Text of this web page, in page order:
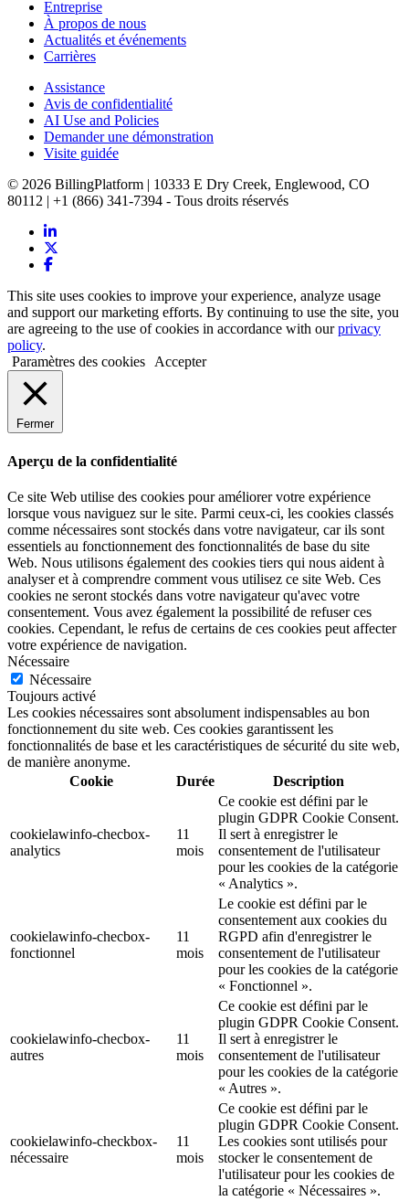
Entreprise
À propos de nous
Actualités et événements
Carrières
Assistance
Avis de confidentialité
AI Use and Policies
Demander une démonstration
Visite guidée
© 2026 BillingPlatform | 10333 E Dry Creek, Englewood, CO
80112 | +1 (866) 341-7394 - Tous droits réservés
This site uses cookies to improve your experience, analyze usage
and support our marketing efforts. By continuing to use the site, you
are agreeing to the use of cookies in accordance with ourprivacy
policy.
Paramètres des cookies
Accepter
Fermer
Aperçu de la confidentialité
Ce site Web utilise des cookies pour améliorer votre expérience
lorsque vous naviguez sur le site. Parmi ceux-ci, les cookies classés
comme nécessaires sont stockés dans votre navigateur, car ils sont
essentiels au fonctionnement des fonctionnalités de base du site
Web. Nous utilisons également des cookies tiers qui nous aident à
analyser et à comprendre comment vous utilisez ce site Web. Ces
cookies ne seront stockés dans votre navigateur qu'avec votre
consentement. Vous avez également la possibilité de refuser ces
cookies. Cependant, le refus de certains de ces cookies peut affecter
votre expérience de navigation.
Nécessaire
Nécessaire
Toujours activé
Les cookies nécessaires sont absolument indispensables au bon
fonctionnement du site web. Ces cookies garantissent les
fonctionnalités de base et les caractéristiques de sécurité du site web,
de manière anonyme.
Cookie
Durée Description
cookielawinfo-checbox-
analytics
11
mois
Ce cookie est défini par le
plugin GDPR Cookie Consent.
Il sert à enregistrer le
consentement de l'utilisateur
pour les cookies de la catégorie
« Analytics ».
cookielawinfo-checbox-
fonctionnel
11
mois
Le cookie est défini par le
consentement aux cookies du
RGPD afin d'enregistrer le
consentement de l'utilisateur
pour les cookies de la catégorie
« Fonctionnel ».
cookielawinfo-checbox-
autres
11
mois
Ce cookie est défini par le
plugin GDPR Cookie Consent.
Il sert à enregistrer le
consentement de l'utilisateur
pour les cookies de la catégorie
« Autres ».
cookielawinfo-checkbox-
nécessaire
11
mois
Ce cookie est défini par le
plugin GDPR Cookie Consent.
Les cookies sont utilisés pour
stocker le consentement de
l'utilisateur pour les cookies de
la catégorie « Nécessaires ».